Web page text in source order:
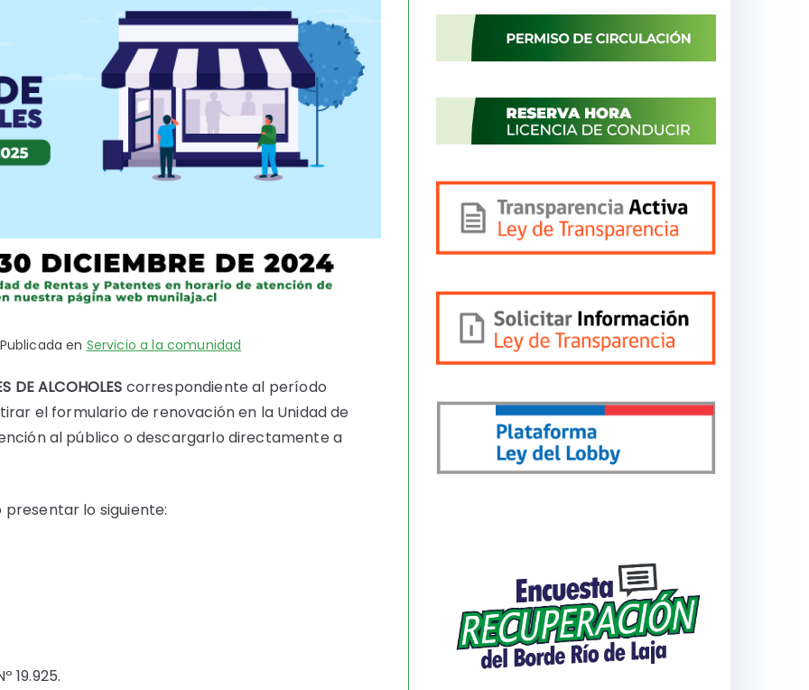
Publicada en Servicio a la comunidad
DE ALCOHOLES correspondiente al período
el formulario de renovación en la Unidad de
al público o descargarlo directamente a
lo siguiente:
19.925.